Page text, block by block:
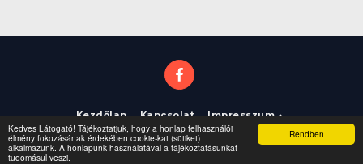
Rendben
Kedves Látogató! Tájékoztatjuk, hogy a honlap felhasználói
élmény fokozásának érdekében cookie-kat (sütiket)
alkalmazunk. A honlapunk használatával a tájékoztatásunkat
tudomásul veszi.
Kezdőlap Kapcsolat Impresszum
Copyright © 2026 Minden jog fenntartva - Határ út 60